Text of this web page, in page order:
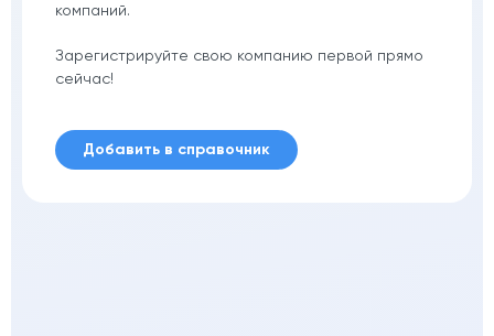
компаний.
Зарегистрируйте свою компанию первой прямо
сейчас!
Добавить в справочник